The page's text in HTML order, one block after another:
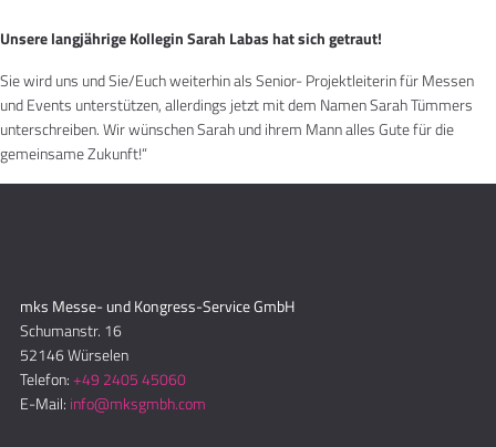
Unsere langjährige Kollegin Sarah Labas hat sich getraut!
Sie wird uns und Sie/Euch weiterhin als Senior- Projektleiterin für Messen
und Events unterstützen, allerdings jetzt mit dem Namen Sarah Tümmers
unterschreiben. Wir wünschen Sarah und ihrem Mann alles Gute für die
gemeinsame Zukunft!“
mks Messe- und Kongress-Service GmbH
Schumanstr. 16
52146 Würselen
Telefon:+49 2405 45060
E-Mail: info@mksgmbh.com